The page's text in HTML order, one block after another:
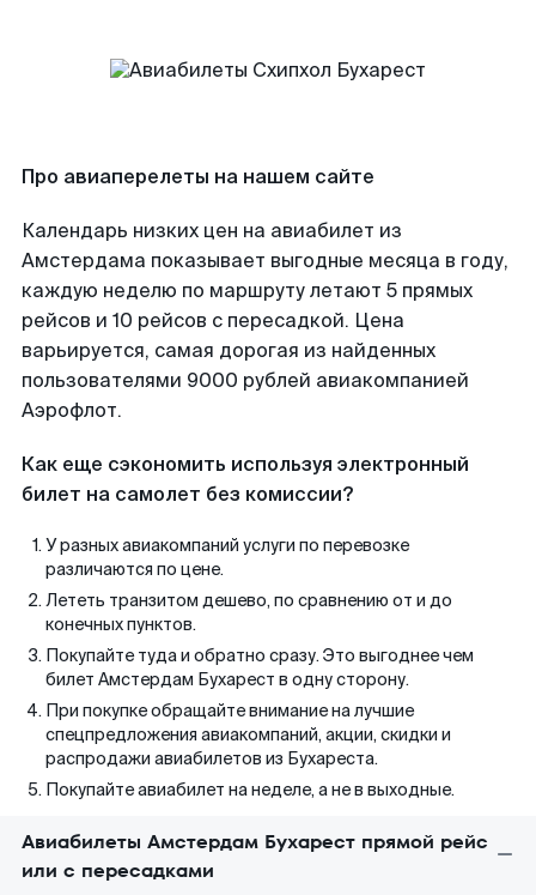
Про авиаперелеты на нашем сайте
Календарь низких цен на авиабилет из
Амстердама показывает выгодные месяца в году,
каждую неделю по маршруту летают 5 прямых
рейсов и 10 рейсов с пересадкой. Цена
варьируется, самая дорогая из найденных
пользователями 9000 рублей авиакомпанией
Аэрофлот.
Как еще сэкономить используя электронный
билет на самолет без комиссии?
У разных авиакомпаний услуги по перевозке
различаются по цене.
Лететь транзитом дешево, по сравнению от и до
конечных пунктов.
Покупайте туда и обратно сразу. Это выгоднее чем
билет Амстердам Бухарест в одну сторону.
При покупке обращайте внимание на лучшие
спецпредложения авиакомпаний, акции, скидки и
распродажи авиабилетов из Бухареста.
Покупайте авиабилет на неделе, а не в выходные.
Авиабилеты Амстердам Бухарест прямой рейс
или с пересадками